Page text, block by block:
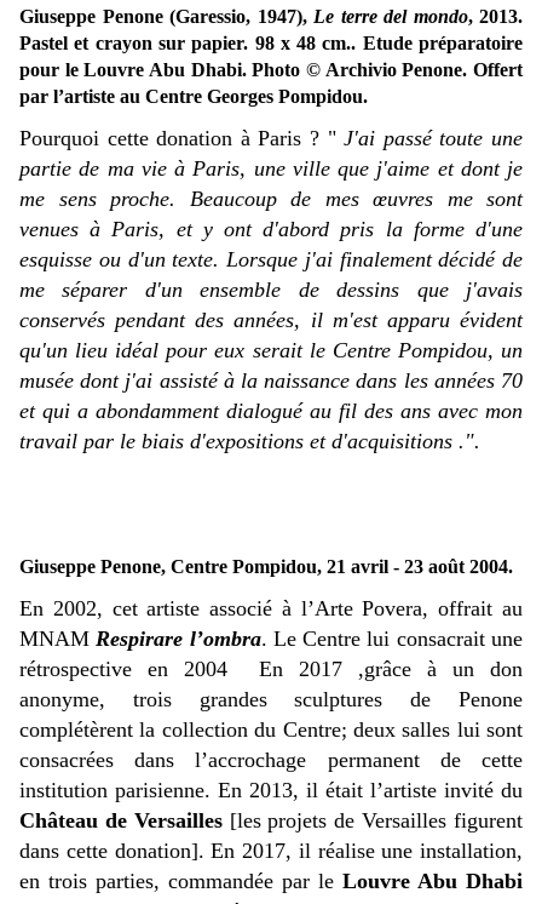
Giuseppe Penone (Garessio, 1947), Le terre del mondo, 2013.
Pastel et crayon sur papier. 98 x 48 cm.. Etude préparatoire
pour le Louvre Abu Dhabi. Photo © Archivio Penone. Offert
par l’artiste au Centre Georges Pompidou.
Pourquoi cette donation à Paris ? "J'ai passé toute une
partie de ma vie à Paris, une ville que j'aime et dont je
me sens proche. Beaucoup de mes œuvres me sont
venues à Paris, et y ont d'abord pris la forme d'une
esquisse ou d'un texte. Lorsque j'ai finalement décidé de
me séparer d'un ensemble de dessins que j'avais
conservés pendant des années, il m'est apparu évident
qu'un lieu idéal pour eux serait le Centre Pompidou, un
musée dont j'ai assisté à la naissance dans les années 70
et qui a abondamment dialogué au fil des ans avec mon
travail par le biais d'expositions et d'acquisitions .".
Giuseppe Penone, Centre Pompidou, 21 avril - 23 août 2004.
En 2002, cet artiste associé à l’Arte Povera, offrait au
MNAM Respirare l’ombra. Le Centre lui consacrait une
rétrospective en 2004 En 2017 ,grâce à un don
anonyme, trois grandes sculptures de Penone
complétèrent la collection du Centre; deux salles lui sont
consacrées dans l’accrochage permanent de cette
institution parisienne. En 2013, il était l’artiste invité du
Château de Versailles[les projets de Versailles figurent
dans cette donation]. En 2017, il réalise une installation,
en trois parties, commandée par le Louvre Abu Dhabi